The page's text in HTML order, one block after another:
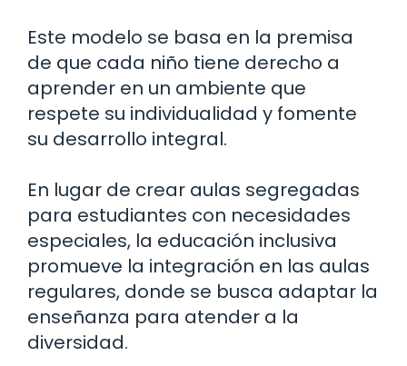
Este modelo se basa en la premisa
de que cada niño tiene derecho a
aprender en un ambiente que
respete su individualidad y fomente
su desarrollo integral.
En lugar de crear aulas segregadas
para estudiantes con necesidades
especiales, la educación inclusiva
promueve la integración en las aulas
regulares, donde se busca adaptar la
enseñanza para atender a la
diversidad.